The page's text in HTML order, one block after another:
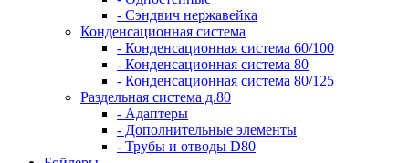
- Сэндвич нержавейка
Конденсационная система
- Конденсационная система 60/100
- Конденсационная система 80
- Конденсационная система 80/125
Раздельная система д.80
- Адаптеры
- Дополнительные элементы
- Трубы и отводы D80